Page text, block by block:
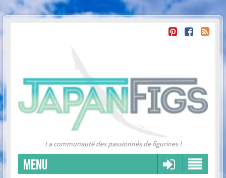
La communauté des passionnés de figurines !
MENU